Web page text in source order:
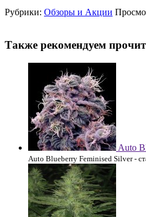
Рубрики: Обзоры и Акции
Также рекомендуем
Auto
Auto Blueberry Feminised Silver -